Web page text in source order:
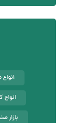
انواع
بازار